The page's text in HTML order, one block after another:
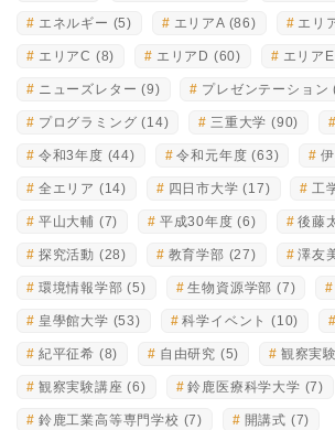
エネルギー (5) エリアA(86) エリ
エリアC (8) エリアD (60) エリアE
ニューズレター (9) プレゼンテーション
プログラミング (14) 三重大学 (90)
令和3年度 (44) 令和元年度 (63)
全エリア (14) 四日市大学 (17) 工
平山大輔 (7) 平成30年度 (6) 後藤
探究活動 (28) 教育学部 (27) 澤友
環境情報学部 (5) 生物資源学部 (7)
皇學館大学 (53) 科学イベント (10)
紀平征希 (8) 自由研究 (5) 観察実験
観察実験講座 (6) 鈴鹿医療科学大学 (7)
鈴鹿工業高等専門学校 (7) 開講式 (7)